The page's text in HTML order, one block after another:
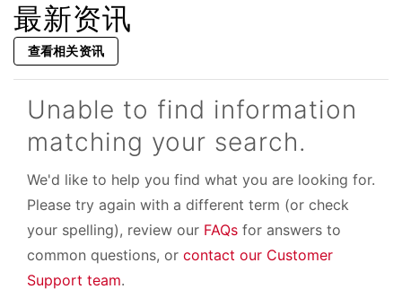
最新资讯
查看相关资讯
Unable to find information
matching your search.
We'd like to help you find what you are looking for.
Please try again with a different term (or check
your spelling), review our FAQs for answers to
common questions, or contact our Customer
Support team.